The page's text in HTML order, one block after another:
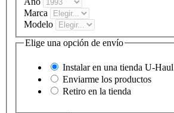
Marca
Modelo
Elige una opción de envío
Instalar en una tienda U-Haul
Enviarme los productos
Retiro en la tienda